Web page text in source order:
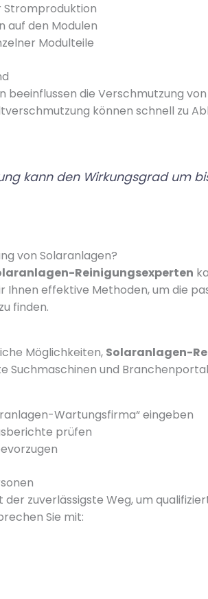
Stromproduktion
auf den Modulen
Modulteile
die Verschmutzung
können schnell zu
kann den Wirkungsgrad um bis
von Solaranlagen?
Reinigungsexperten
Ihnen effektive Methoden, um die
zu finden.
Möglichkeiten, Solaranlagen-
Suchmaschinen und
Wartungsfirma“ eingeben
prüfen
zuverlässigste Weg, um
Sie mit: